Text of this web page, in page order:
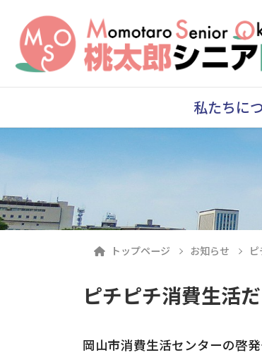
私たちに
トップページ お知らせ
ピチピチ消費生活
岡山市消費生活センターの啓